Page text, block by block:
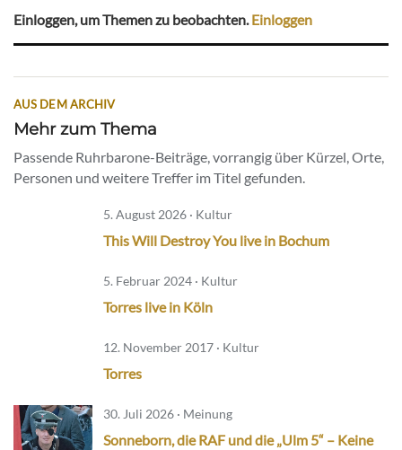
Einloggen, um Themen zu beobachten. Einloggen
AUS DEM ARCHIV
Mehr zum Thema
Passende Ruhrbarone-Beiträge, vorrangig über Kürzel, Orte,
Personen und weitere Treffer im Titel gefunden.
5. August 2026 · Kultur
This Will Destroy You live in Bochum
5. Februar 2024 · Kultur
Torres live in Köln
12. November 2017 · Kultur
Torres
30. Juli 2026 · Meinung
Sonneborn, die RAF und die „Ulm 5“ – Keine